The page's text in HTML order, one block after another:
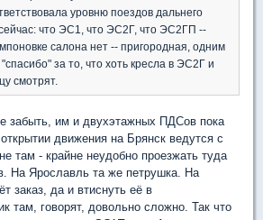
уровню поездов дальнего
что ЭС1, что ЭС2Г, что ЭС2ГП --
салона нет -- пригородная, одним
за то, что хоть кресла в ЭС2Г и
смотрят.
забыть, им и двухэтажных ПДСов пока
движения на Брянск ведутся с
там - крайне неудобно проезжать туда
На Ярославль та же петрушка. На
заказ, да и втиснуть её в
там, говорят, довольно сложно. Так что